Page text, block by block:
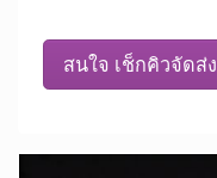
สนใจ เช็กคิวจัดส่ง